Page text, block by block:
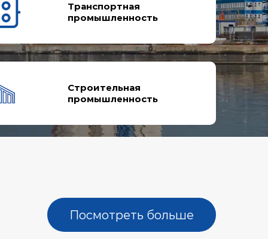
Транспортная
промышленность
Строительная
промышленность
Посмотреть больше